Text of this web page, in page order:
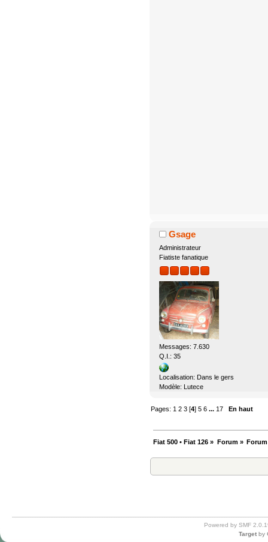
Gsage
Administrateur
Fiatiste fanatique
Messages: 7.630
Q.I.: 35
Localisation: Dans le gers
Modèle: Lutece
Pages: 1 2 3 [4]5 6 ... 17 En haut
Fiat 500 • Fiat 126 » Forum»
Powered by SMF
Target by